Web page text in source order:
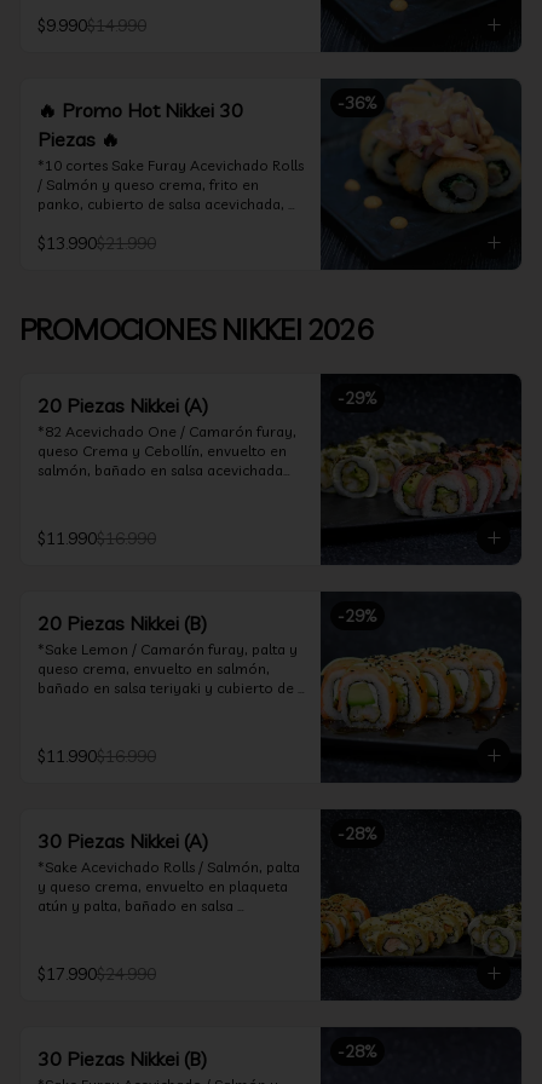
$9.990$14.990
-36%
🔥 Promo Hot Nikkei 30
Piezas 🔥
*10 cortes Sake Furay Acevichado Rolls
/ Salmón y queso crema, frito en
panko, cubierto de salsa acevichada,
*10 cortes Maguro Acevichado Rolls /
acevichado
$13.990$21.990
PROMOCIONES NIKKEI 2026
-29%
20 Piezas Nikkei (A)
*82 Acevichado One / Camarón furay,
queso Crema y Cebollín, envuelto en
salmón, bañado en salsa acevichada
y cebollin, frito en panko cubierto de
ceviche hot.
$11.990$16.990
-29%
20 Piezas Nikkei (B)
*Sake Lemon / Camarón furay, palta y
queso crema, envuelto en salmón,
bañado en salsa teriyaki y cubierto de
*Shrimp Fire Rolls /Palta y camarón
furay, envuelto en queso crema
*Incluye 2 palitos, 2 soya 30ml, 1 salsa
teriyaki 30ml
$11.990$16.990
-28%
30 Piezas Nikkei (A)
*Sake Acevichado Rolls / Salmón, palta
y queso crema, envuelto en plaqueta
atún y palta, bañado en salsa
*Shrimp Fire Rolls / Palta y camarón
furay, envuelto en queso crema
*Almond Furay / Pollo teriyaki, queso
crema y almendras tostadas, frito en
$17.990$24.990
-28%
30 Piezas Nikkei (B)